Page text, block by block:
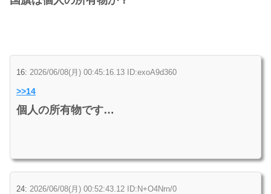
16: 2026/06/08(月) 00:45:16.13 ID:exoA9d360
>>14
個人の所有物です…
24: 2026/06/08(月) 00:52:43.12 ID:N+O4Nrn/0